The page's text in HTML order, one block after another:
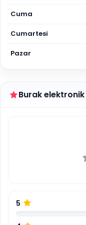
Cuma
Cumartesi
Pazar
Burak
5